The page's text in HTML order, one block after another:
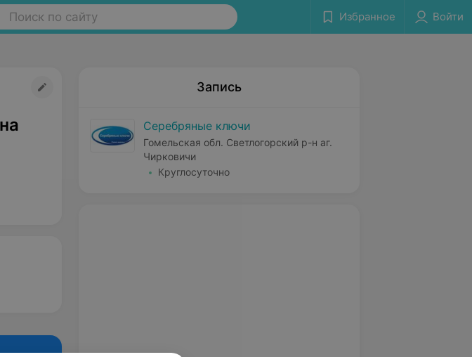
Поиск по сайту Избранное Войти
Запись
Серебряные ключи
Гомельская обл. Светлогорский р-н аг.
Чирковичи
Круглосуточно